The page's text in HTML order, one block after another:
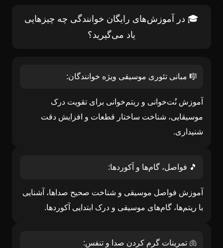
🎓 در آموزش‌های رایگان خوانندگی چه چیزهایی
یاد می‌گیرید؟
🎼 مبانی تئوری موسیقی ویژه خوانندگان:
آموزش نُت‌خوانی و ریتم‌خوانی برای تقویت درک
موسیقایی، شناخت ساختار قطعات و افزایش دقت
شنیداری.
🎵 فواصل، گام‌ها و آکوردها:
آموزش فواصل موسیقی و شناخت صحیح صداها، آشنایی
با ریتم‌ها، گام‌های موسیقی و درک ابتدایی آکوردها.
🫁 تمرینات گرم کردن صدا و تنفس: